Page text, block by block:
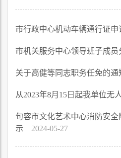
市行政中心机动车辆通行证申
市机关服务中心领导班子成员
关于高健等同志职务任免的通
从2023年8月15日起我单位无
句容市文化艺术中心消防安
示
2024-05-27